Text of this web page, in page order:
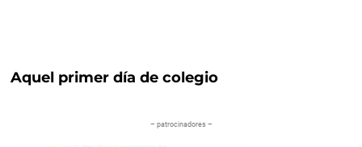
Aquel primer día de colegio
– patrocinadores –